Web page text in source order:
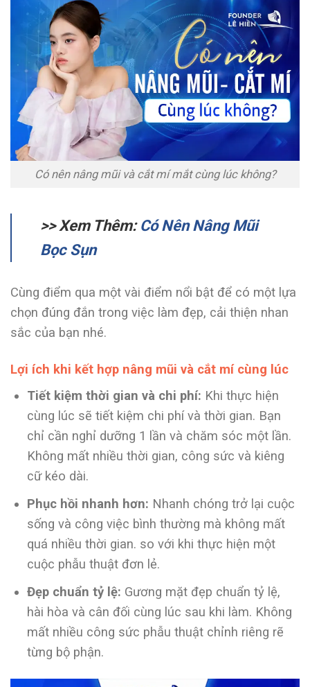
Có nên nâng mũi và cắt mí mắt cùng lúc không?
>> Xem Thêm: Có Nên Nâng Mũi
Bọc Sụn
Cùng điểm qua một vài điểm nổi bật để có một lựa
chọn đúng đắn trong việc làm đẹp, cải thiện nhan
sắc của bạn nhé.
Lợi ích khi kết hợp nâng mũi và cắt mí cùng lúc
Tiết kiệm thời gian và chi phí: Khi thực hiện
cùng lúc sẽ tiết kiệm chi phí và thời gian. Bạn
chỉ cần nghỉ dưỡng 1 lần và chăm sóc một lần.
Không mất nhiều thời gian, công sức và kiêng
cữ kéo dài.
Phục hồi nhanh hơn: Nhanh chóng trở lại cuộc
sống và công việc bình thường mà không mất
quá nhiều thời gian. so với khi thực hiện một
cuộc phẫu thuật đơn lẻ.
Đẹp chuẩn tỷ lệ: Gương mặt đẹp chuẩn tỷ lệ,
hài hòa và cân đối cùng lúc sau khi làm. Không
mất nhiều công sức phẫu thuật chỉnh riêng rẽ
từng bộ phận.